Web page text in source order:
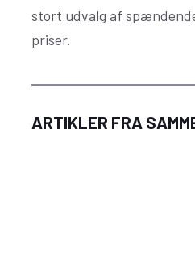
stort udvalg af
priser.
ARTIKLER FRA
Skab en
julepynt fra